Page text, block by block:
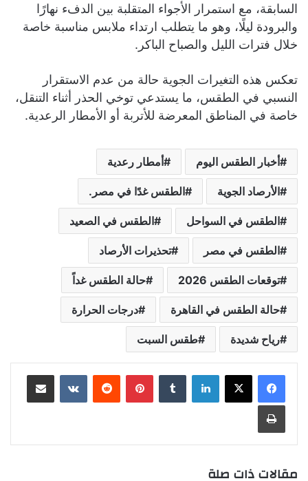
السابقة، مع استمرار الأجواء المتقلبة بين الدفء نهارًا
والبرودة ليلًا، وهو ما يتطلب ارتداء ملابس مناسبة خاصة
خلال فترات الليل والصباح الباكر.
تعكس هذه التغيرات الجوية حالة من عدم الاستقرار
النسبي في الطقس، ما يستدعي توخي الحذر أثناء التنقل،
خاصة في المناطق المعرضة للأتربة أو الأمطار الرعدية.
أخبار الطقس اليوم أمطار رعدية
الأرصاد الجوية الطقس غدًا في مصر.
الطقس في السواحل الطقس في الصعيد
الطقس في مصر تحذيرات الأرصاد
توقعات الطقس 2026 حالة الطقس غداً
حالة الطقس في القاهرة درجات الحرارة
رياح شديدة طقس السبت
لينكدإن بينتيريست مشاركة عبر البريد
طباعة
مقالات ذات صلة